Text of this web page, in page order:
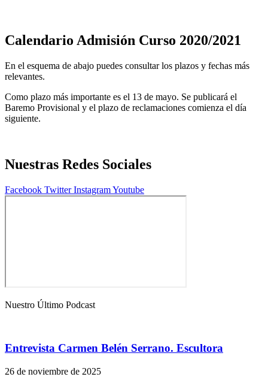
Calendario Admisión Curso 2020/2021
En el esquema de abajo puedes consultar los plazos y fechas más
relevantes.
Como plazo más importante es el 13 de mayo. Se publicará el
Baremo Provisional y el plazo de reclamaciones comienza el día
siguiente.
Nuestras Redes Sociales
Facebook Twitter InstagramYoutube
Nuestro Último Podcast
Entrevista Carmen Belén Serrano. Escultora
26 de noviembre de 2025